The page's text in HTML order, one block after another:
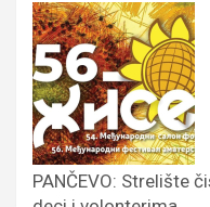
PANČEVO: Strelište